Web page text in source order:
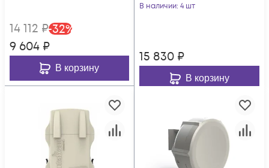
14 112 ₽-32%
9 604 ₽
В корзину
В наличии: 4 шт
15 830 ₽
В корзину